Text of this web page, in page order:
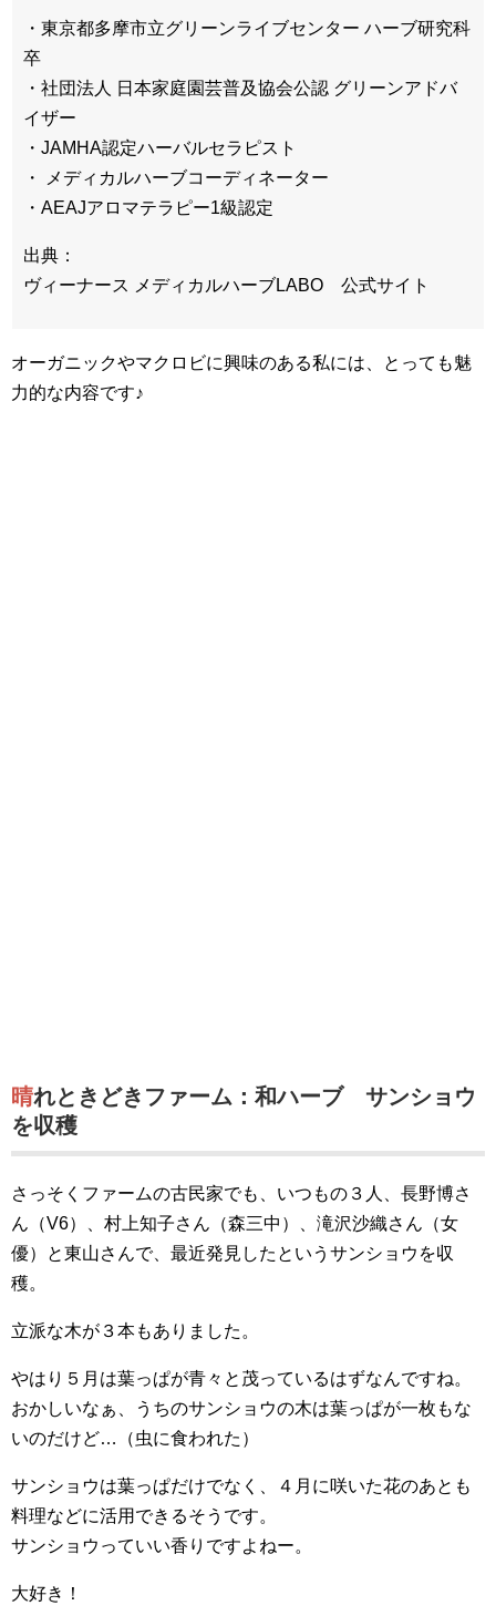
・東京都多摩市立グリーンライブセンター ハーブ研究科
卒
・社団法人 日本家庭園芸普及協会公認 グリーンアドバ
イザー
・JAMHA認定ハーバルセラピスト
・ メディカルハーブコーディネーター
・AEAJアロマテラピー1級認定
出典：
ヴィーナース メディカルハーブLABO 公式サイト
オーガニックやマクロビに興味のある私には、
とっても魅
力的な内容です♪
晴れときどきファーム：和ハーブ サンショウ
を収穫
さっそくファームの古民家でも、いつもの３人、長野博さ
ん（V6）、村上知子さん（森三中）、滝沢沙織さん（女
優）と東山さんで、最近発見したというサンショウを収
穫。
立派な木が３本もありました。
やはり５月は葉っぱが青々と茂っているはずなんですね。
おかしいなぁ、うちのサンショウの木は葉っぱが一枚もな
いのだけど…（虫に食われた）
サンショウは葉っぱだけでなく、４月に咲いた花のあとも
料理などに活用できるそうです。
サンショウっていい香りですよねー。
大好き！